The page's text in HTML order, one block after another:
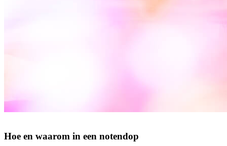
Hoe en waarom in een notendop